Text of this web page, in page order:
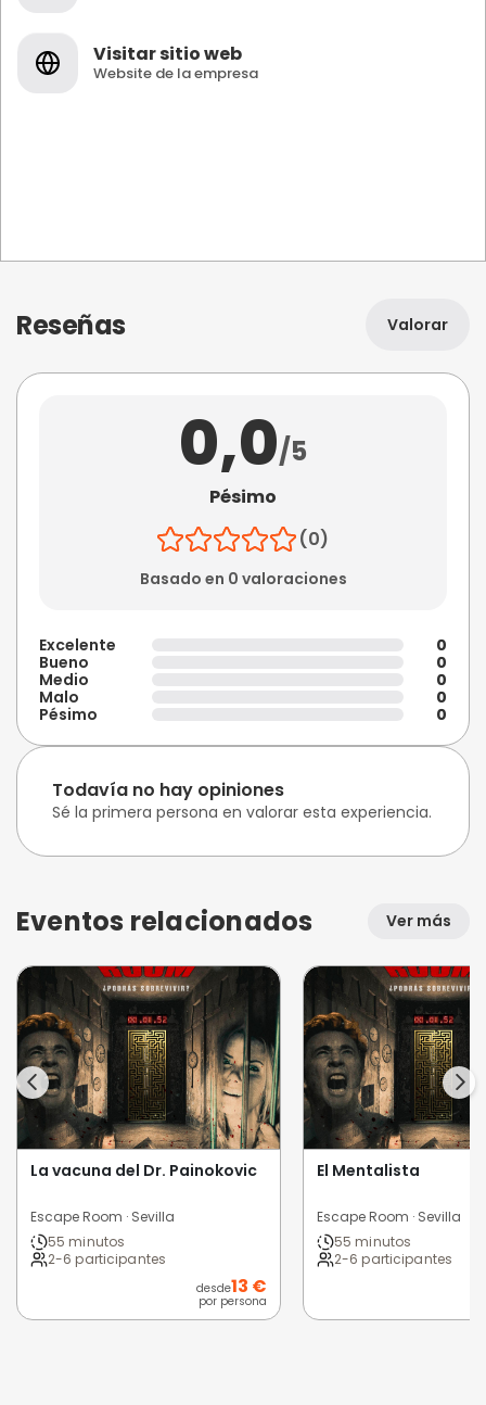
Visitar sitio web
Website de la empresa
Reseñas Valorar
0,0/5
Pésimo
(0)
Basado en 0 valoraciones
Excelente
0
Bueno
0
Medio
0
Malo
0
Pésimo
0
Todavía no hay opiniones
Sé la primera persona en valorar esta experiencia.
Eventos relacionados Ver más
La vacuna del Dr. Painokovic
Escape Room · Sevilla
55 minutos
2-6 participantes
desde13 €
por persona
El Mentalista
Escape Room · Sevilla
55 minutos
2-6 participantes